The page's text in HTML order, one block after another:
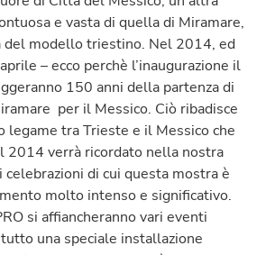
e vasta di quella di Miramare,
del modello triestino. Nel 2014, ed
– ecco perchè l’inaugurazione il
150 anni della partenza di
per il Messico. Ciò ribadisce
legame tra Trieste e il Messico che
2014 verrà ricordato nella nostra
di cui questa mostra è
molto intenso e significativo.
si affiancheranno vari eventi
una speciale installazione